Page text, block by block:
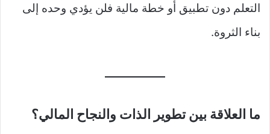
التعلم دون تطبيق أو خطة مالية فلن يؤدي وحده إلى
بناء الثروة.
ما العلاقة بين تطوير الذات والنجاح المالي؟